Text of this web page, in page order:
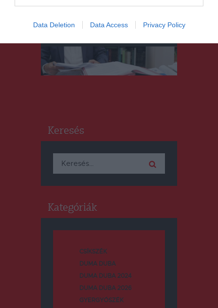
Data Deletion Data Access Privacy Policy
Bővítések, fejlesztések a
Keresés
Keresés:
Kategóriák
CSÍKSZÉK
DUMA DUBA
DUMA DUBA 2024
DUMA DUBA 2026
GYERGYÓSZÉK